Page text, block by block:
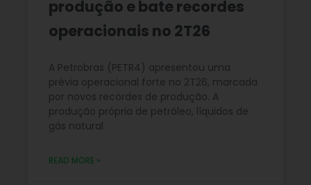
produção e bate recordes
operacionais no 2T26
A Petrobras (PETR4) apresentou uma
prévia operacional forte no 2T26, marcada
por novos recordes de produção. A
produção própria de petróleo, líquidos de
gás natural
READ MORE »